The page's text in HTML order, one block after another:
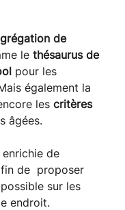
de
lethésaurus de
pour les
également la
lescritères
âgées.
de
de proposer
sur les
endroit.